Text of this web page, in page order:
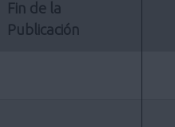
Fin de la
Publicación